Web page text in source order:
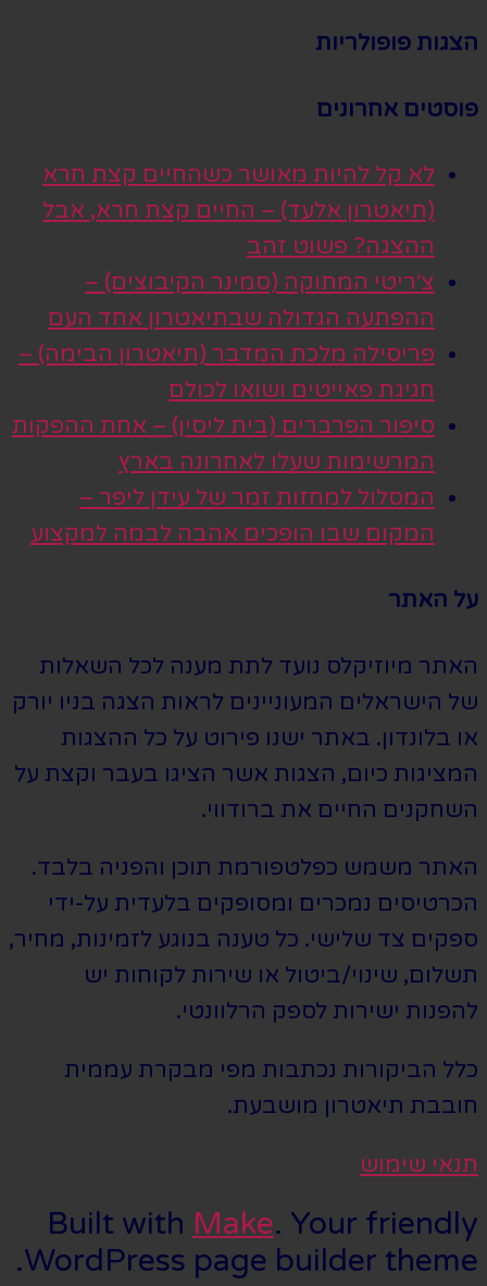
הצגות פופולריות
פוסטים אחרונים
לא קל להיות מאושר כשהחיים קצת חרא
(תיאטרון אלעד) – החיים קצת חרא, אבל
ההצגה? פשוט זהב
צ׳ריטי המתוקה (סמינר הקיבוצים) –
ההפתעה הגדולה שבתיאטרון אחד העם
פריסילה מלכת המדבר (תיאטרון הבימה) –
חגיגת פאייטים ושואו לכולם
סיפור הפרברים (בית ליסין) – אחת ההפקות
המרשימות שעלו לאחרונה בארץ
המסלול למחזות זמר של עידן ליפר –
המקום שבו הופכים אהבה לבמה למקצוע
על האתר
האתר מיוזיקלס נועד לתת מענה לכל השאלות
של הישראלים המעוניינים לראות הצגה בניו יורק
או בלונדון. באתר ישנו פירוט על כל ההצגות
המציגות כיום, הצגות אשר הציגו בעבר וקצת על
השחקנים החיים את ברודווי.
האתר משמש כפלטפורמת תוכן והפניה בלבד.
הכרטיסים נמכרים ומסופקים בלעדית על-ידי
ספקים צד שלישי. כל טענה בנוגע לזמינות, מחיר,
תשלום, שינוי/ביטול או שירות לקוחות יש
להפנות ישירות לספק הרלוונטי.
כלל הביקורות נכתבות מפי מבקרת עממית
חובבת תיאטרון מושבעת.
תנאי שימוש
Built with Make. Your friendly
WordPress page builder theme.